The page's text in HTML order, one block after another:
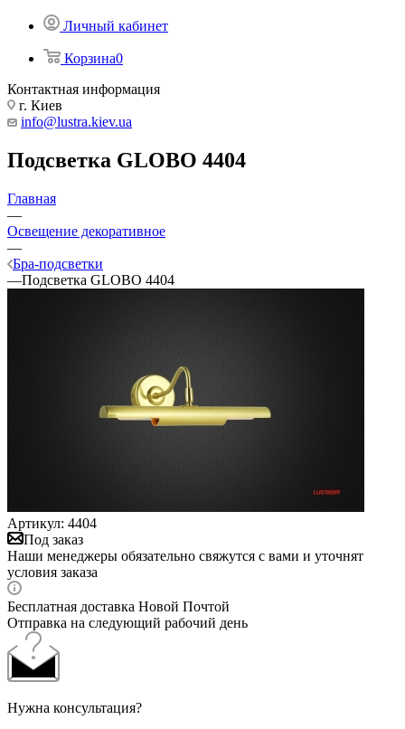
Личный кабинет
Корзина0
Контактная информация
г. Киев
info@lustra.kiev.ua
Подсветка GLOBO 4404
Главная
—
Освещение декоративное
—
Бра-подсветки
—Подсветка GLOBO 4404
Артикул: 4404
Под заказ
Наши менеджеры обязательно свяжутся с вами и уточнят
условия заказа
Бесплатная доставка Новой Почтой
Отправка на следующий рабочий день
Нужна консультация?